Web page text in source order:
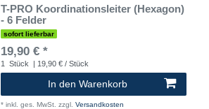
T-PRO Koordinationsleiter (Hexagon)
- 6 Felder
sofort lieferbar
19,90 € *
1 Stück | 19,90 € / Stück
In den Warenkorb
* inkl. ges. MwSt. zzgl. Versandkosten